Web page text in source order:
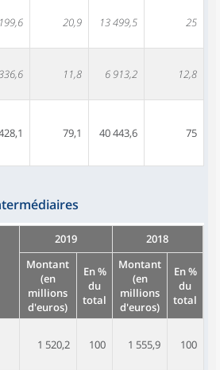
20,9 13 499,5 25
11,8 6 913,2 12,8
79,1 40 443,6 75
2019
2018
Montant
(en
millions
d'euros)
En %
du
total
Montant
(en
millions
d'euros)
En %
du
total
1 520,2 100 1 555,9 100